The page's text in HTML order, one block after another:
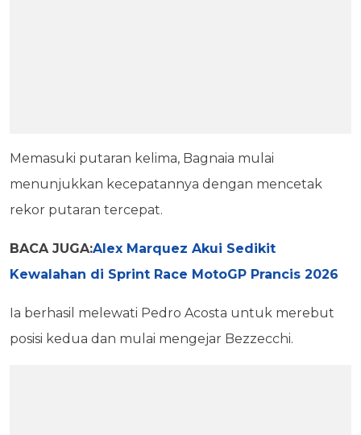
Memasuki putaran kelima, Bagnaia mulai
menunjukkan kecepatannya dengan mencetak
rekor putaran tercepat.
BACA JUGA:Alex Marquez Akui Sedikit
Kewalahan di Sprint Race MotoGP Prancis 2026
Ia berhasil melewati Pedro Acosta untuk merebut
posisi kedua dan mulai mengejar Bezzecchi.